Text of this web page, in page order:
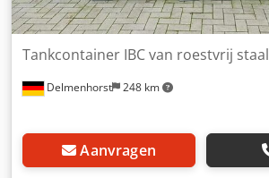
Delmenhorst 248 km
Tankcontainer IBC van roestvrij staal
Aanvragen